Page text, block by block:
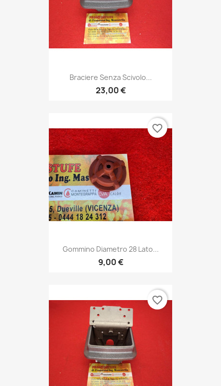
Braciere Senza Scivolo...
23,00 €
Gommino Diametro 28 Lato...
9,00 €
favorite_border
favorite_border